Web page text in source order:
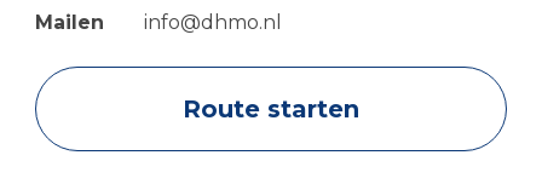
Mailen
info@dhmo.nl
Route starten